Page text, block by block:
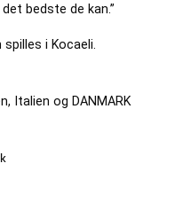
bedste de kan.”
i Kocaeli.
Italien og DANMARK